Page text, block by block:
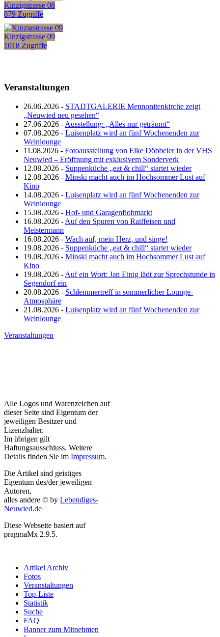
Kinzigstrasse 08
879 Zugriffe
Kinzigstrasse 09
1018 Zugriffe
Veranstaltungen
26.06.2026 - STADTGALERIE Mennonitenkirche zeigt
„Neuwied neu gesehen“
27.06.2026 - Ausstellung: „Alles nur geträumt“
07.08.2026 - Luisenplatz wird an fünf Wochenenden zur
Weinlounge
11.08.2026 - Fotoausstellung von Elke Döbbeler in der VHS
Neuwied – Eröffnung mit exklusivem Sonderverk
12.08.2026 - Suppenküche „eat & chill“ startet wieder
12.08.2026 - Minski macht auch im Hochsommer Lust auf
Kino
14.08.2026 - Luisenplatz wird an fünf Wochenenden zur
Weinlounge
15.08.2026 - Hof- und Garagenflohmarkt
16.08.2026 - Auf den Spuren von Raiffeisen und
Meistermann
16.08.2026 - Wach auf, mein Herz, und singe!
19.08.2026 - Suppenküche „eat & chill“ startet wieder
19.08.2026 - Minski macht auch im Hochsommer Lust auf
Kino
19.08.2026 - Auf ein Wort: Jan Einig lädt zur Sprechstunde in
Segendorf ein
20.08.2026 - Schlemmertreff in sommerlicher Lounge-
Atmosphäre
21.08.2026 - Luisenplatz wird an fünf Wochenenden zur
Weinlounge
Veranstaltungen
Alle Logos und Warenzeichen auf
dieser Seite sind Eigentum der
jeweiligen Besitzer und
Lizenzhalter.
Im übrigen gilt
Haftungsausschluss. Weitere
Details finden Sie im Impressum.
Die Artikel sind geistiges
Eigentum des/der jeweiligen
Autoren,
alles andere © by Lebendiges-
Neuwied.de
Diese Webseite basiert auf
pragmaMx 2.9.5.
Artikel Archiv
Fotos
Veranstaltungen
Top-Liste
Statistik
Suche
FAQ
Banner zum Mitnehmen